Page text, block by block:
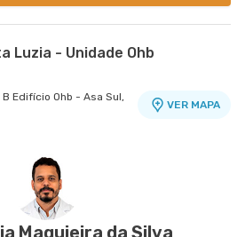
Luzia - Unidade Ohb
B Edifício Ohb - Asa Sul,
VER MAPA
Maquieira da Silva